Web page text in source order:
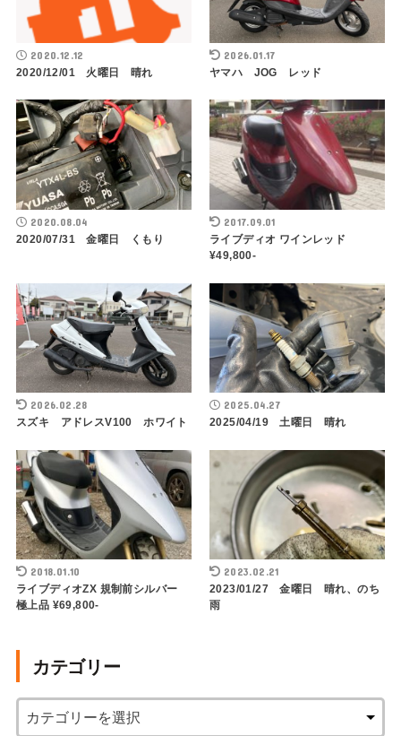
2020.12.12
2020/12/01 火曜日 晴れ
2026.01.17
ヤマハ JOG レッド
2020.08.04
2020/07/31 金曜日 くもり
2017.09.01
ライブディオ ワインレッド
¥49,800-
2026.02.28
スズキ アドレスV100 ホワイト
2025.04.27
2025/04/19 土曜日 晴れ
2018.01.10
ライブディオZX 規制前シルバー
極上品 ¥69,800-
2023.02.21
2023/01/27 金曜日 晴れ、のち
雨
カテゴリー